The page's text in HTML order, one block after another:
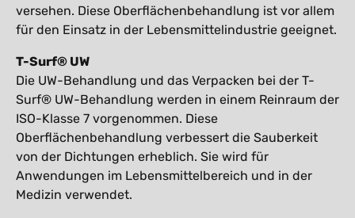
versehen. Diese Oberflächenbehandlung ist vor allem
für den Einsatz in der Lebensmittelindustrie geeignet.
T-Surf® UW
Die UW-Behandlung und das Verpacken bei der T-
Surf® UW-Behandlung werden in einem Reinraum der
ISO-Klasse 7 vorgenommen. Diese
Oberflächenbehandlung verbessert die Sauberkeit
von der Dichtungen erheblich. Sie wird für
Anwendungen im Lebensmittelbereich und in der
Medizin verwendet.